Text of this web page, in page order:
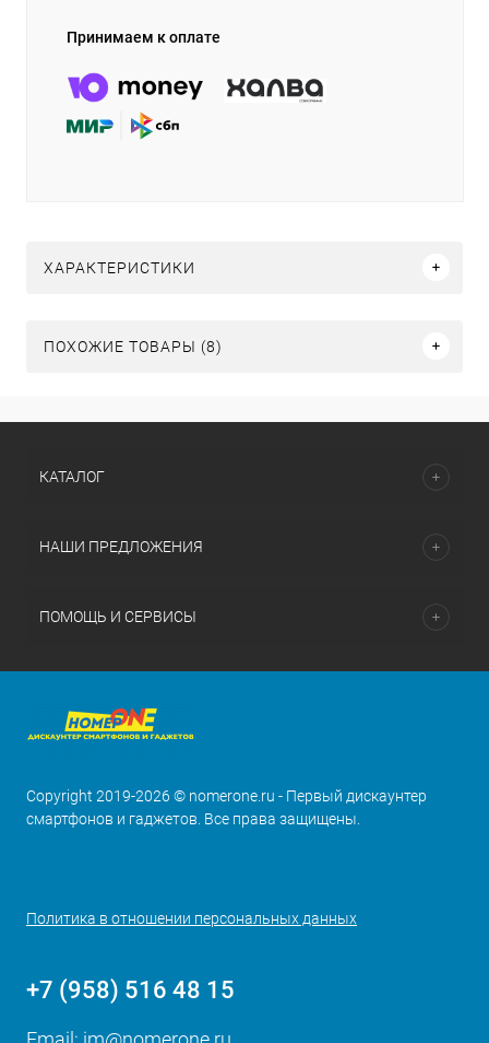
Принимаем к оплате
ХАРАКТЕРИСТИКИ
ПОХОЖИЕ ТОВАРЫ (8)
КАТАЛОГ
НАШИ ПРЕДЛОЖЕНИЯ
ПОМОЩЬ И СЕРВИСЫ
Copyright 2019-2026 © nomerone.ru - Первый дискаунтер
смартфонов и гаджетов. Все права защищены.
Политика в отношении персональных данных
+7 (958) 516 48 15